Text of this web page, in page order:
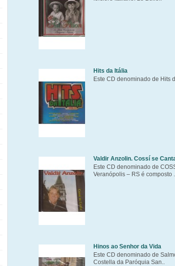
Hits da Itália
Este CD denominado de Hits
Valdir Anzolin. Cossí se
Este CD denominado de
Veranópolis – RS é composto
Hinos ao Senhor da Vida
Este CD denominado de
Costella da Paróquia San..